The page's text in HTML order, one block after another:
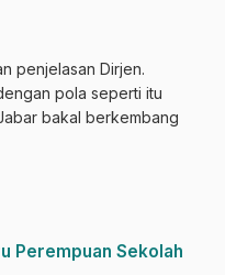
penjelasan Dirjen.
pola seperti itu
bakal berkembang
Perempuan Sekolah